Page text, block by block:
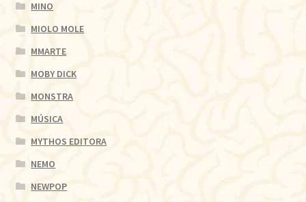
MINO
MIOLO MOLE
MMARTE
MOBY DICK
MONSTRA
MÚSICA
MYTHOS EDITORA
NEMO
NEWPOP